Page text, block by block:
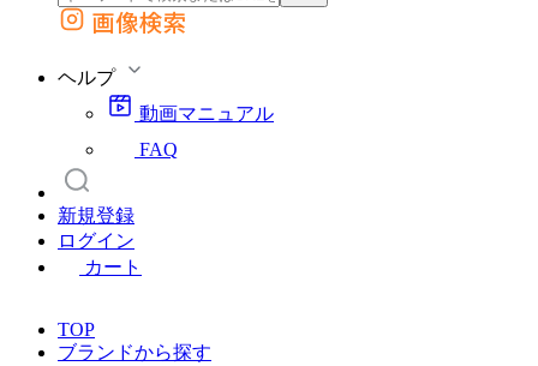
外部サイトの商品をカートに追加
画像検索
ヘルプ
動画マニュアル
FAQ
新規登録
ログイン
カート
TOP
ブランドから探す